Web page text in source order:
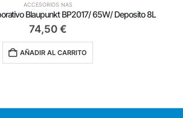
ACCESORIOS NAS
Blaupunkt BP2017/ 65W/ Deposito 8L
74,50 €
AÑADIR AL CARRITO